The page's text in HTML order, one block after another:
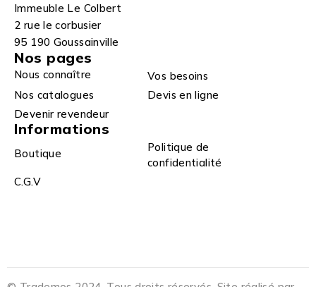
Immeuble Le Colbert
2 rue le corbusier
95 190 Goussainville
Nos pages
Nous connaître
Vos besoins
Nos catalogues
Devis en ligne
Devenir revendeur
Informations
Boutique
Politique de
confidentialité
C.G.V